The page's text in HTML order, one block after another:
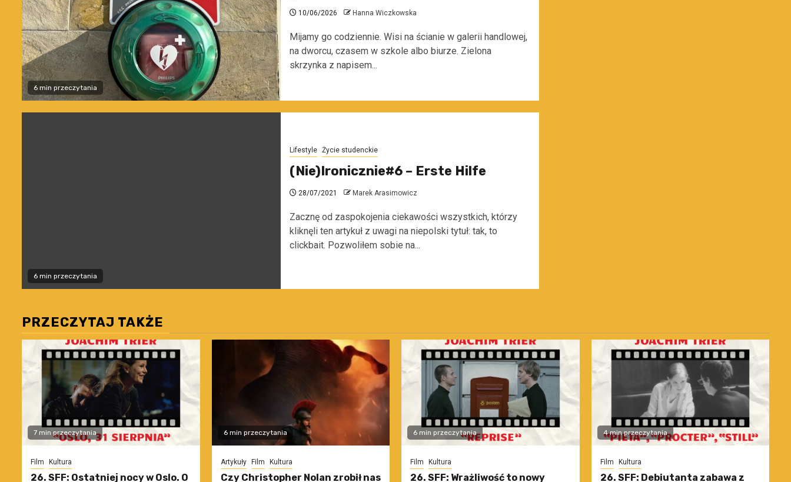
6 min przeczytania
10/06/2026 Hanna Wiczkowska
Mijamy go codziennie. Wisi na ścianie w galerii handlowej,
na dworcu, czasem w szkole albo biurze. Zielona
skrzynka z napisem...
6 min przeczytania
Lifestyle Życie studenckie
(Nie)Ironicznie#6 – Erste Hilfe
28/07/2021 Marek Arasimowicz
Zacznę od zaspokojenia ciekawości wszystkich, którzy
kliknęli ten artykuł z uwagi na niepolski tytuł: tak, to
clickbait. Pozwoliłem sobie na...
PRZECZYTAJ TAKŻE
7 min przeczytania
Film Kultura
26. SFF: Ostatniej nocy w Oslo. O
6 min przeczytania
Artykuły Film Kultura
Czy Christopher Nolan zrobił nas
6 min przeczytania
Film Kultura
26. SFF: Wrażliwość to nowy
4 min przeczytania
Film Kultura
26. SFF: Debiutanta zabawa z